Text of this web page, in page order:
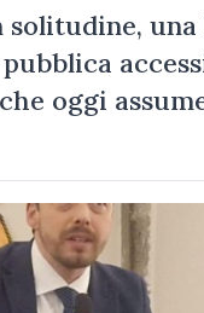
solitudine,
oggi